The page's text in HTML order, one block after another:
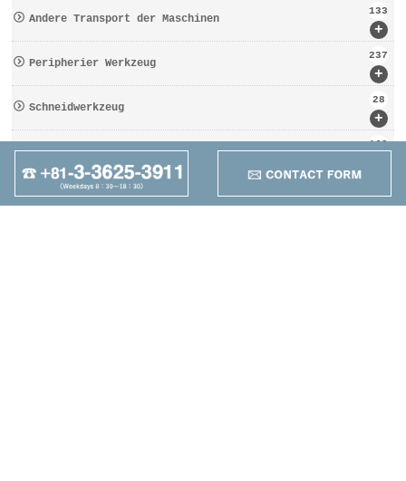
+
Andere Transport der Maschinen
133
+
Peripherier Werkzeug
237
+
Schneidwerkzeug
28
Werkzeugbezogen
162
+
Anders